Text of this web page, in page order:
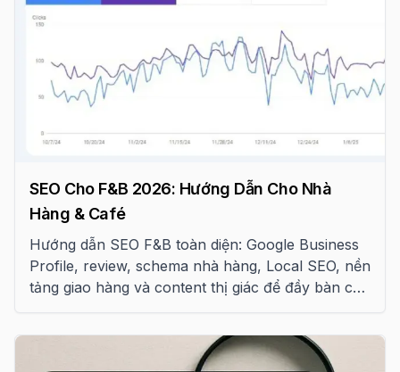
SEO Cho F&B 2026: Hướng Dẫn Cho Nhà
Hàng & Café
Hướng dẫn SEO F&B toàn diện: Google Business
Profile, review, schema nhà hàng, Local SEO, nền
tảng giao hàng và content thị giác để đầy bàn cho